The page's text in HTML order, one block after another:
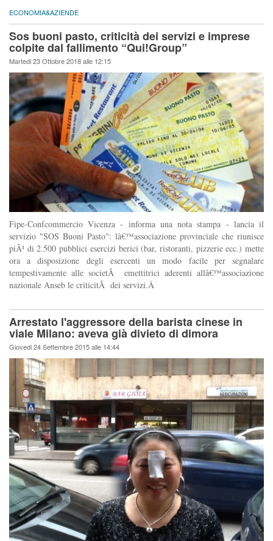
ECONOMIA&AZIENDE
Sos buoni pasto, criticità dei servizi e imprese
colpite dal fallimento “Qui!Group”
Martedi 23 Ottobre 2018 alle 12:15
Fipe-Confcommercio Vicenza - informa una nota stampa - lancia il
servizio "SOS Buoni Pasto": lâ€™associazione provinciale che riunisce
piÃ¹ di 2.500 pubblici esercizi berici (bar, ristoranti, pizzerie ecc.) mette
ora a disposizione degli esercenti un modo facile per segnalare
tempestivamente alle societÃ emettitrici aderenti allâ€™associazione
nazionale Anseb le criticitÃ dei servizi.Â
Arrestato l'aggressore della barista cinese in
viale Milano: aveva già divieto di dimora
Giovedi 24 Settembre 2015 alle 14:44